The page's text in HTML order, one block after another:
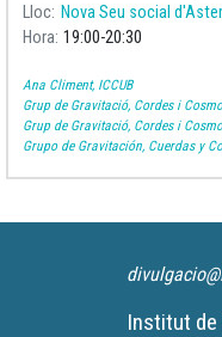
Lloc Nova Seu social d'Aster
Hora 19:00 20:30
Ana Climent, ICCUB
Grup de Gravitació, Cordes i
Grup de Gravitació, Cordes i
Grupo de Gravitación, Cuerdas y
Institut de